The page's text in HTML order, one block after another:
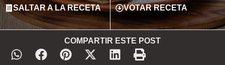
SALTAR A LA RECETA VOTAR RECETA
COMPARTIR ESTE POST